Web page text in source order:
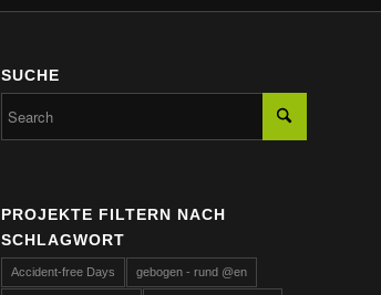
SUCHE
PROJEKTE FILTERN NACH
SCHLAGWORT
Accident-free Days gebogen - rund @en